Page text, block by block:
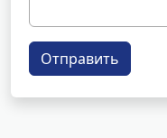
Отправить